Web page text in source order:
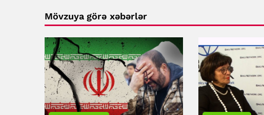
Mövzuya görə xəbərlər